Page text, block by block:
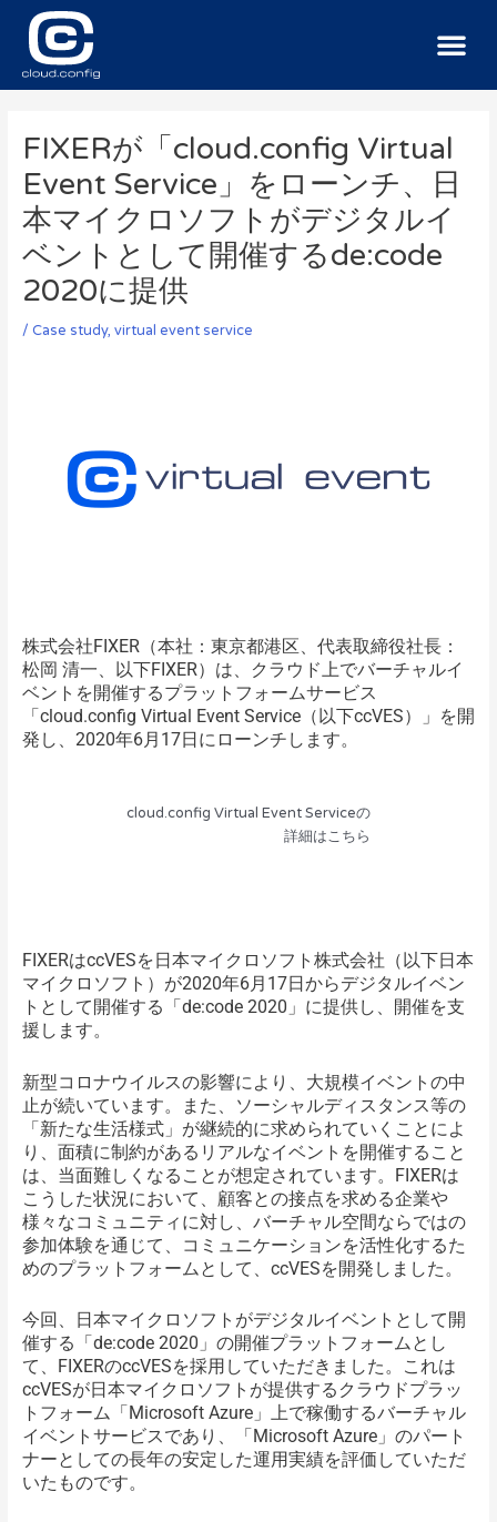
FIXERが「cloud.config Virtual
Event Service」をローンチ、日
本マイクロソフトがデジタルイ
ベントとして開催するde:code
2020に提供
/ Case study, virtual event service
株式会社FIXER（本社：東京都港区、代表取締役社長：
松岡 清一、以下FIXER）は、クラウド上でバーチャルイ
ベントを開催するプラットフォームサービス
「cloud.config Virtual Event Service（以下ccVES）」を開
発し、2020年6月17日にローンチします。
cloud.config Virtual Event Serviceの
詳細はこちら
FIXERはccVESを日本マイクロソフト株式会社（以下日本
マイクロソフト）が2020年6月17日からデジタルイベン
トとして開催する「de:code 2020」に提供し、開催を支
援します。
新型コロナウイルスの影響により、大規模イベントの中
止が続いています。また、ソーシャルディスタンス等の
「新たな生活様式」が継続的に求められていくことによ
り、面積に制約があるリアルなイベントを開催すること
は、当面難しくなることが想定されています。FIXERは
こうした状況において、顧客との接点を求める企業や
様々なコミュニティに対し、バーチャル空間ならではの
参加体験を通じて、コミュニケーションを活性化するた
めのプラットフォームとして、ccVESを開発しました。
今回、日本マイクロソフトがデジタルイベントとして開
催する「de:code 2020」の開催プラットフォームとし
て、FIXERのccVESを採用していただきました。これは
ccVESが日本マイクロソフトが提供するクラウドプラッ
トフォーム「Microsoft Azure」上で稼働するバーチャル
イベントサービスであり、「Microsoft Azure」のパート
ナーとしての長年の安定した運用実績を評価していただ
いたものです。